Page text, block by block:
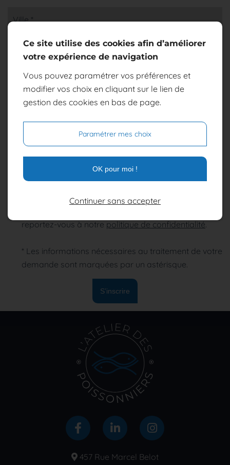
Ville *
Téléphone *
Portable *
saisies dans le formulaire ci-dessus soient utilisées
par www.latelier-des-poissonniers.com pour me
recontacter dans le cadre de ma demande. Les
destinataires sont www.latelier-des-
poissonniers.com et son sous-traitant en charge du
serveur web. Pour plus d'informations sur le
reportez-vous à notre politique de confidentialité
* Les informations nécessaires au traitement de votre
demande sont marquées par un astérisque.
S’inscrire
457 Rue Marcel Belot
Ce site utilise des cookies afin d’améliorer
votre expérience de navigation
Vous pouvez paramétrer vos préférences et
modifier vos choix en cliquant sur le lien de
gestion des cookies en bas de page.
Paramétrer mes choix
OK pour moi !
Continuer sans accepter